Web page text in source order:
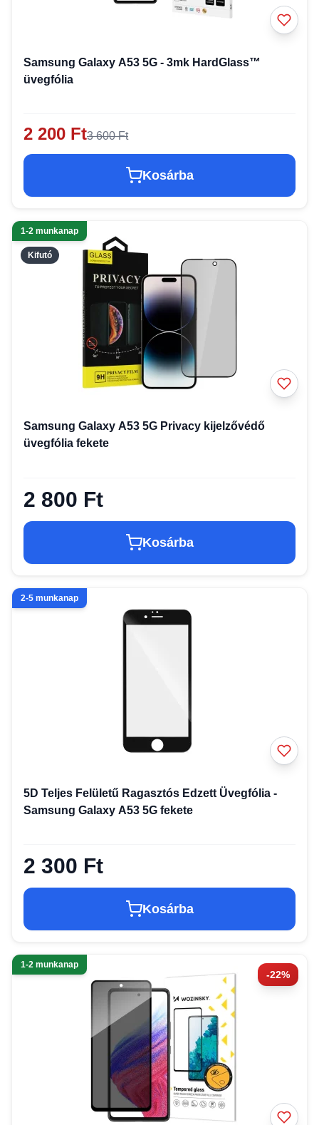
Samsung Galaxy A53 5G - 3mk HardGlass™
üvegfólia
2 200 Ft3 600 Ft
Kosárba
Kifutó
1-2 munkanap
Samsung Galaxy A53 5G Privacy kijelzővédő
üvegfólia fekete
2 800 Ft
Kosárba
2-5 munkanap
5D Teljes Felületű Ragasztós Edzett Üvegfólia -
Samsung Galaxy A53 5G fekete
2 300 Ft
Kosárba
-22%
1-2 munkanap